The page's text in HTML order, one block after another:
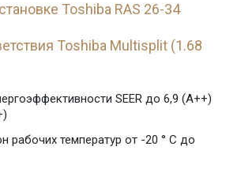
Toshiba RAS 26-34
Toshiba Multisplit (1.68
SEER до 6,9 (A++)
рабочих температур от -20 ° C до